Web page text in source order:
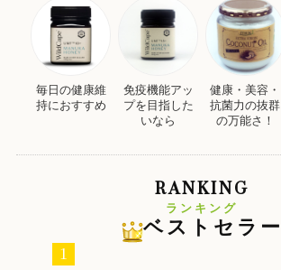
毎日の健康維
持におすすめ
免疫機能アッ
プを目指した
いなら
健康・美容・
抗菌力の抜群
の万能さ！
RANKING
ランキング
ベストセラー